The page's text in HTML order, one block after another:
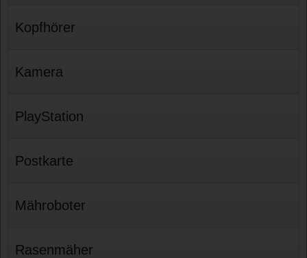
Kopfhörer
Kamera
PlayStation
Postkarte
Mähroboter
Rasenmäher